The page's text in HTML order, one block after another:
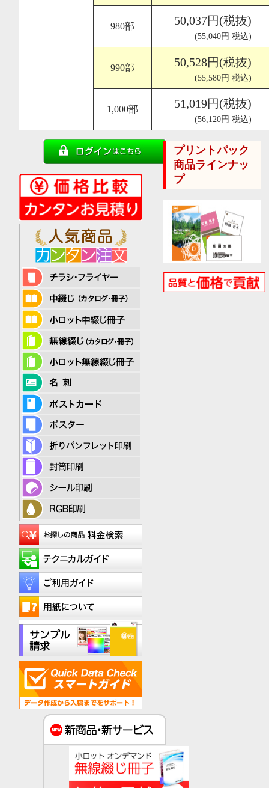
980部 50,037円(税抜)
(55,040円 税込)
990部 50,528円(税抜)
(55,580円 税込)
1,000部 51,019円(税抜)
(56,120円 税込)
プリントパック
商品ラインナッ
プ